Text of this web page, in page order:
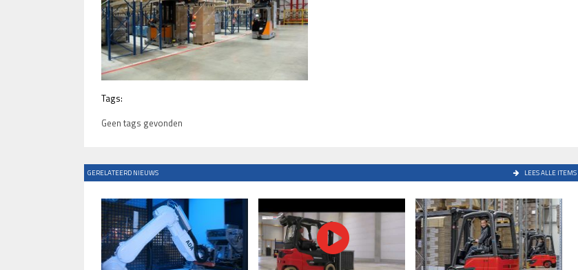
Tags:
Geen tags gevonden
GERELATEERD NIEUWS LEES ALLE ITEMS